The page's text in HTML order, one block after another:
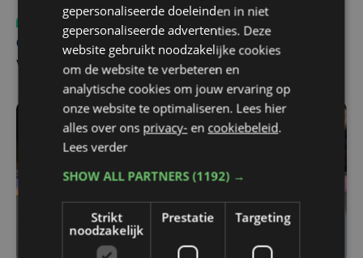
Sport
Champions League leeft in Oostende: lange wachtrij
voor tickets Union - Bodø/Glimt
gepersonaliseerde doeleinden in niet
gepersonaliseerde advertenties. Deze
website gebruikt noodzakelijke cookies
om de website te verbeteren en
analytische cookies om jouw ervaring op
onze website te optimaliseren. Lees hier
alles over ons privacy- en cookiebeleid.
Lees verder
SHOW ALL PARTNERS(1192) →
Strikt
noodzakelijk
Prestatie Targeting